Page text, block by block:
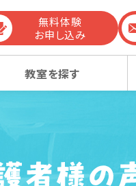
選ばれる理由
幼稚園受験コース
教室を探す
幼稚園受験コース
無料体験
お申し込み